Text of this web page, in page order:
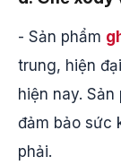
- Sản phẩm
trung, hiện
hiện nay.
đảm bảo sức
phải.